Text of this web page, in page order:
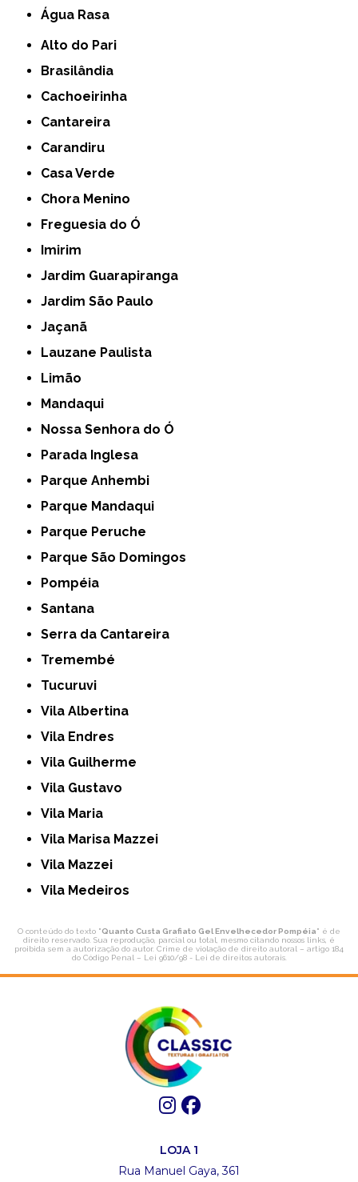
Água Rasa
Alto do Pari
Brasilândia
Cachoeirinha
Cantareira
Carandiru
Casa Verde
Chora Menino
Freguesia do Ó
Imirim
Jardim Guarapiranga
Jardim São Paulo
Jaçanã
Lauzane Paulista
Limão
Mandaqui
Nossa Senhora do Ó
Parada Inglesa
Parque Anhembi
Parque Mandaqui
Parque Peruche
Parque São Domingos
Pompéia
Santana
Serra da Cantareira
Tremembé
Tucuruvi
Vila Albertina
Vila Endres
Vila Guilherme
Vila Gustavo
Vila Maria
Vila Marisa Mazzei
Vila Mazzei
Vila Medeiros
O conteúdo do texto "Quanto Custa Grafiato Gel Envelhecedor Pompéia" é de
direito reservado. Sua reprodução, parcial ou total, mesmo citando nossos links, é
proibida sem a autorização do autor. Crime de violação de direito autoral – artigo 184
do Código Penal – Lei 9610/98 - Lei de direitos autorais.
LOJA 1
Rua Manuel Gaya, 361